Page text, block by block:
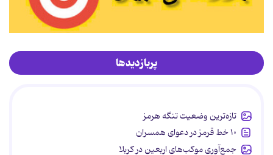
پربازدیدها
تازه‌ترین وضعیت تنگه هرمز
۱۰ خط قرمز در دعوای همسران
جمع‌آوری موکب‌های اربعین در کربلا